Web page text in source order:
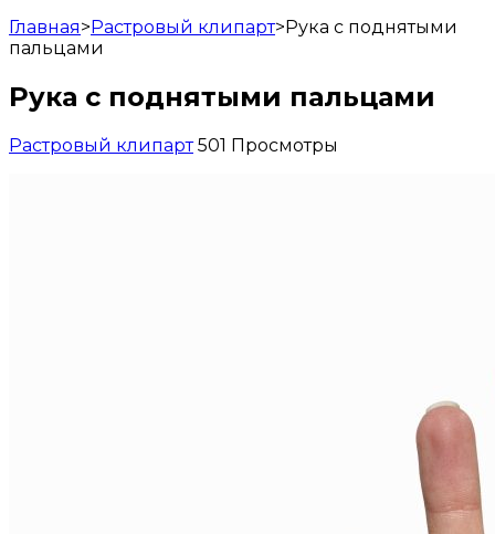
Главная>Растровый клипарт>Рука с поднятыми
пальцами
Рука с поднятыми пальцами
Растровый клипарт 501 Просмотры